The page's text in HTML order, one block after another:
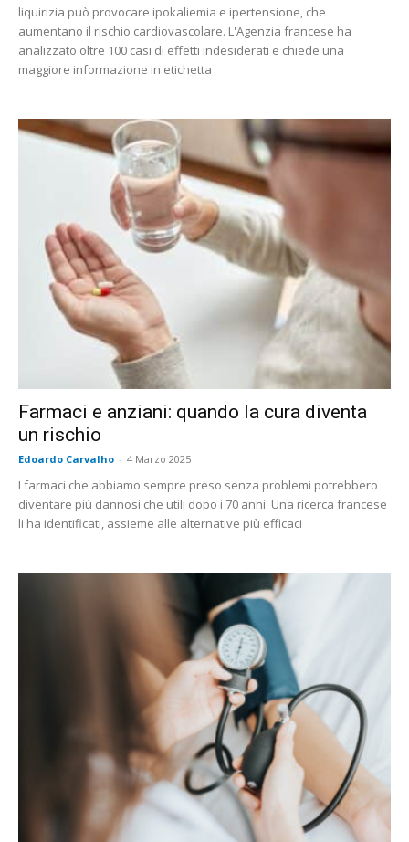
liquirizia può provocare ipokaliemia e ipertensione, che
aumentano il rischio cardiovascolare. L'Agenzia francese ha
analizzato oltre 100 casi di effetti indesiderati e chiede una
maggiore informazione in etichetta
Farmaci e anziani: quando la cura diventa
un rischio
Edoardo Carvalho - 4 Marzo 2025
I farmaci che abbiamo sempre preso senza problemi potrebbero
diventare più dannosi che utili dopo i 70 anni. Una ricerca francese
li ha identificati, assieme alle alternative più efficaci